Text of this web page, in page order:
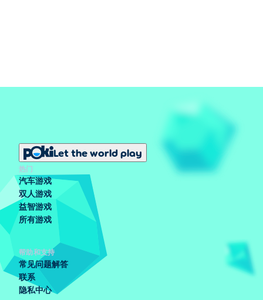
Let the world play
热门
汽车游戏
双人游戏
益智游戏
所有游戏
帮助和支持
常见问题解答
联系
隐私中心